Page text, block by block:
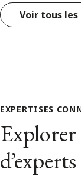
Voir tous
EXPERTISES
d’experts